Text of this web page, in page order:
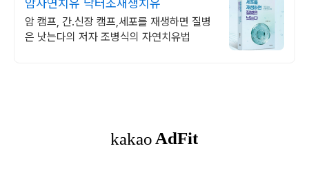
암자연치유 닥터조재생치유
암 캠프, 간.신장 캠프,세포를 재생하면 질병
은 낫는다의 저자 조병식의 자연치유법